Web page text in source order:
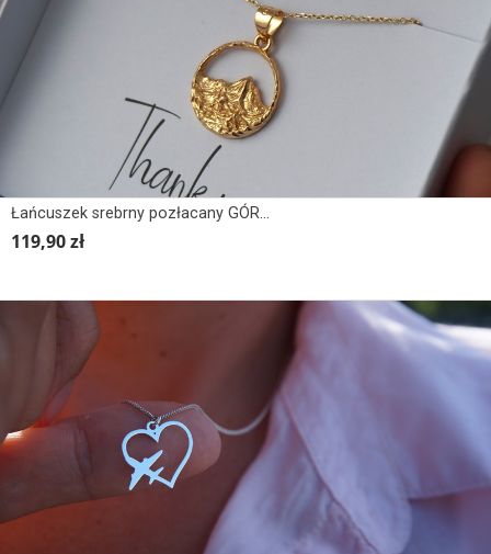
Łańcuszek srebrny pozłacany GÓRY OKRĄGŁE 3D
119,90 zł